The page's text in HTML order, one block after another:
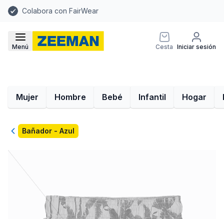
Colabora con FairWear
Menú Cesta Iniciar sesión
Mujer Hombre Bebé Infantil Hogar
VolverBañador - Azul